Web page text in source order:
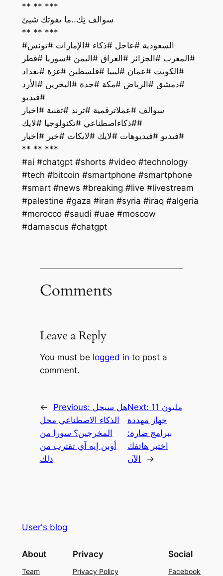
** ** ***
سوالف تِك..ما يفوتك شيئ
** ** ***
#السعودية #عاجل #ذكاء #الإمارات #تونس
#المغرب #الجزائر #العراق #اليمن #سوريا #قطر
#الكويت #عمان #ليبيا #فلسطين #غزة #بغداد
#دمشق #الرياض #مكة #جدة #البحرين #الأرد
#فيديو
سوالف #عملاترقمية #ترند #تقنية #اخبار
#ذكاءاصطناعي #تكنولوجيا #لايك#
فيديو #فيديوهات #لايك #لايكات #خبر #اخبار#
** ** ***
#ai #chatgpt #shorts #video #technology
#tech #bitcoin #smartphone #smartphone
#smart #news #breaking #live #livestream
#palestine #gaza #iran #syria #iraq #algeria
#morocco #saudi #uae #moscow
#damascus #chatgpt
Comments
Leave a Reply
You must be logged in to post a
comment.
← Previous: هل سيحل
الذكاء الاصطناعي محل
المخرجين؟ سورا من
أوبن إيه آي تقترب من
ذلك
Next: 11 مليون
جهاز مهددة
ببرامج ضارة:
اختبر هاتفك
الآن
→
User's blog
About
Team
Privacy
Privacy Policy
Social
Facebook